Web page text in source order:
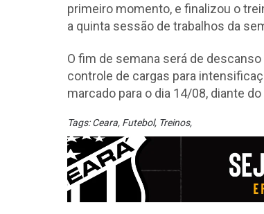
primeiro momento, e finalizou o
a quinta sessão de trabalhos da
O fim de semana será de
controle de cargas para
marcado para o dia 14/08, diante
Tags:Ceara, Futebol, Treinos,